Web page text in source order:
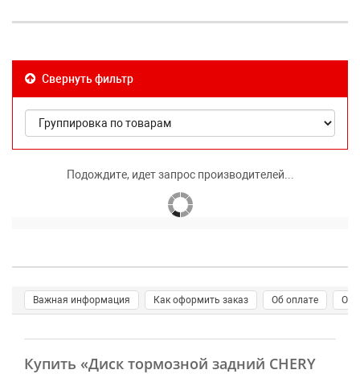
Свернуть фильтр
Подождите, идет запрос производителей...
Важная информация Как оформить заказ Об оплате О
Купить «Диск тормозной задний CHERY